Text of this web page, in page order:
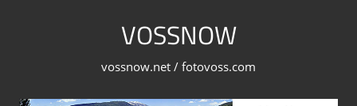
VOSSNOW
vossnow.net / fotovoss.com